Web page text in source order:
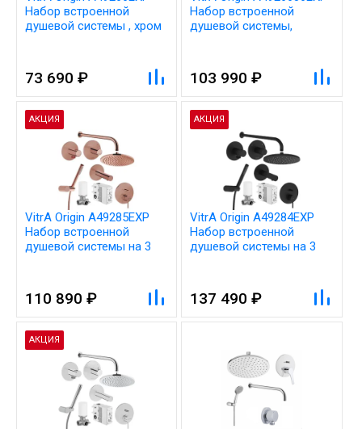
Набор встроенной
душевой системы , хром
встроенных внешняя и
внутренняя часть)
73 690 ₽
Набор встроенной
душевой системы,
душ, смеситель
встроенных внешняя и
внутренняя часть)
103 990 ₽
АКЦИЯ
VitrA Origin A49285EXP
Набор встроенной
душевой системы на 3
110 890 ₽
АКЦИЯ
VitrA Origin A49284EXP
Набор встроенной
душевой системы на 3
137 490 ₽
АКЦИЯ